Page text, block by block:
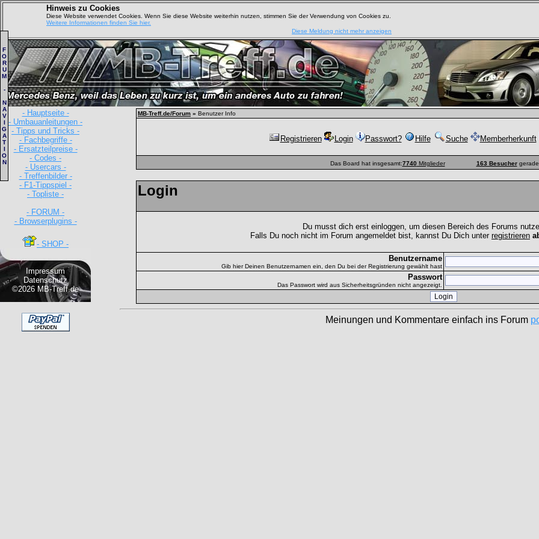
Hinweis zu Cookies
Diese Website verwendet Cookies. Wenn Sie diese Website weiterhin nutzen, stimmen Sie der Verwendung von Cookies zu.
Weitere Informationen finden Sie hier.
Diese Meldung nicht mehr anzeigen
- Hauptseite -
- Umbauanleitungen -
- Tipps und Tricks -
- Fachbegriffe -
- Ersatzteilpreise -
- Codes -
- Usercars -
- Treffenbilder -
- F1-Tippspiel -
- Topliste -
- FORUM -
- Browserplugins -
- SHOP -
Impressum
Datenschutz
©2026 MB-Treff.de
F
O
R
U
M
-
N
A
V
I
G
A
T
I
O
N
MB-Treff.de/Forum » Benutzer Info
Registrieren Login Passwort? Hilfe Suche Memberherkunft
Das Board hat insgesamt:7740 Mitglieder 163 Besuchergerade
Login
Du musst dich erst einloggen, um diesen Bereich des Forums
Falls Du noch nicht im Forum angemeldet bist, kannst Du Dich unter registrieren
Benutzername
Gib hier Deinen Benutzernamen ein, den Du bei der Registrierung gewählt hast
Passwort
Das Passwort wird aus Sicherheitsgründen nicht angezeigt.
Meinungen und Kommentare einfach ins Forum